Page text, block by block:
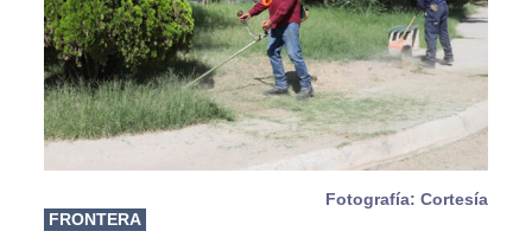
Fotografía: Cortesía
FRONTERA